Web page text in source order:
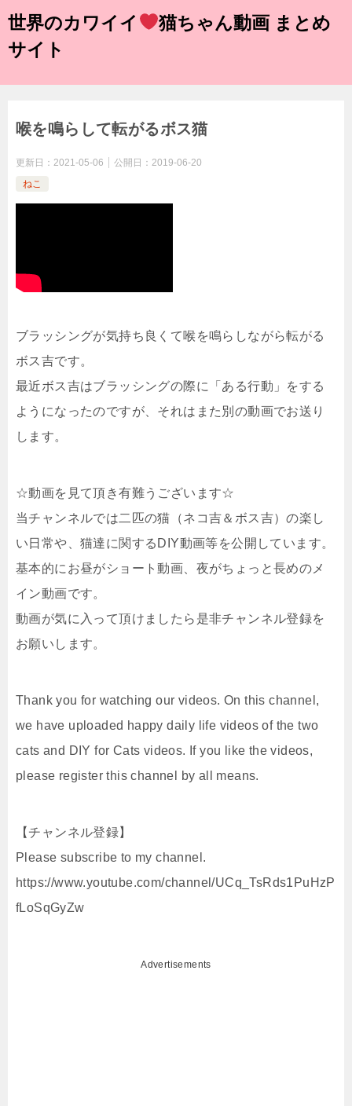
世界のカワイイ
猫ちゃん動画 まとめ
サイト
喉を鳴らして転がるボス猫
更新日： 2021-05-06 公開日： 2019-06-20
ねこ
ブラッシングが気持ち良くて喉を鳴らしながら転がる
ボス吉です。
最近ボス吉はブラッシングの際に「ある行動」をする
ようになったのですが、それはまた別の動画でお送り
します。
☆動画を見て頂き有難うございます☆
当チャンネルでは二匹の猫（ネコ吉＆ボス吉）の楽し
い日常や、猫達に関するDIY動画等を公開しています。
基本的にお昼がショート動画、夜がちょっと長めのメ
イン動画です。
動画が気に入って頂けましたら是非チャンネル登録を
お願いします。
Thank you for watching our videos. On this channel,
we have uploaded happy daily life videos of the two
cats and DIY for Cats videos. If you like the videos,
please register this channel by all means.
【チャンネル登録】
Please subscribe to my channel.
https://www.youtube.com/channel/UCq_TsRds1PuHzP
fLoSqGyZw
Advertisements